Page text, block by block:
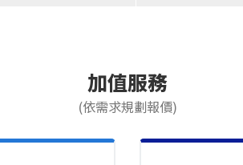
加值服務
(依需求規劃報價)